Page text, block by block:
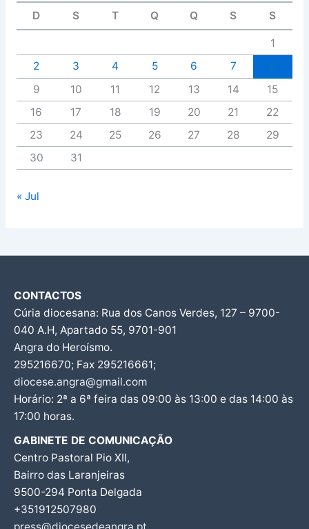
D S T Q Q S S
1
2
3 4 5 6 7
9
10 11 12 13 14
15
16
17 18 19 20 21
22
23
24 25 26 27 28
29
30
31
« Jul
CONTACTOS
Cúria diocesana: Rua dos Canos Verdes, 127 – 9700-
040 A.H, Apartado 55, 9701-901
Angra do Heroísmo.
295216670; Fax 295216661;
diocese.angra@gmail.com
Horário: 2ª a 6ª feira das 09:00 às 13:00 e das 14:00 às
17:00 horas.
GABINETE DE COMUNICAÇÃO
Centro Pastoral Pio XII,
Bairro das Laranjeiras
9500-294 Ponta Delgada
+351912507980
press@diocesedeangra.pt